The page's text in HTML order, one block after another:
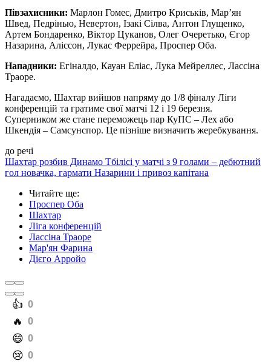
Півзахисники: Марлон Гомес, Дмитро Криськів, Мар’ян
Швед, Педрінью, Невертон, Ізакі Сілва, Антон Глущенко,
Артем Бондаренко, Віктор Цуканов, Олег Очеретько, Єгор
Назарина, Аліссон, Лукас Феррейра, Проспер Оба.
Нападники: Егіналдо, Кауан Еліас, Лука Мейреллес, Лассіна
Траоре.
Нагадаємо, Шахтар вийшов напряму до 1/8 фіналу Ліги
конференцій та гратиме свої матчі 12 і 19 березня.
Суперником же стане переможець пар КуПС – Лех або
Шкендія – Самсунспор. Це пізніше визначить жеребкування.
до речі
Шахтар розбив Динамо Тбілісі у матчі з 9 голами – дебютний
гол новачка, гармати Назарини і привоз капітана
Читайте ще:
Проспер Оба
Шахтар
Ліга конференцій
Лассіна Траоре
Мар'ян Фарина
Дієго Арройо
️👍 0
️🔥 0
️😄 0
️😢 0